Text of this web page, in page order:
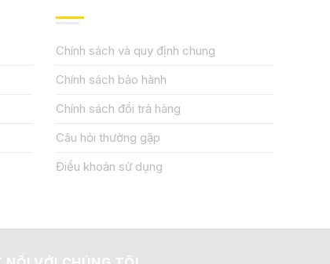
Chính sách và quy định chung
Chính sách bảo hành
Chính sách đổi trả hàng
Câu hỏi thường gặp
Điều khoản sử dụng